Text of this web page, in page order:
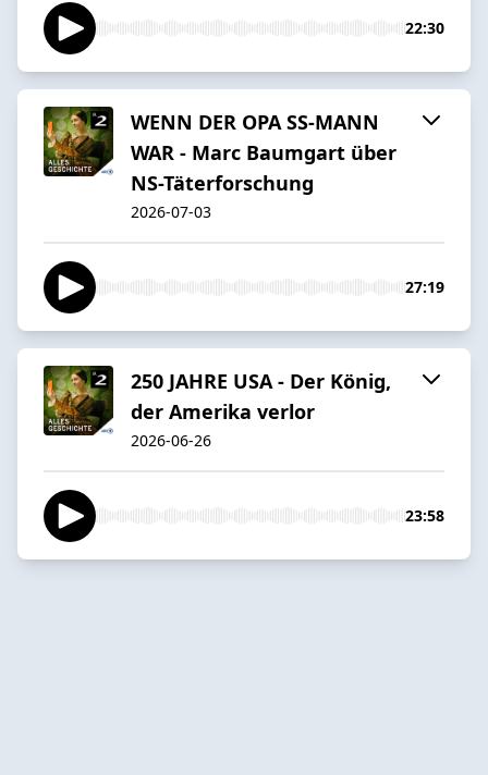
22:30
WENN DER OPA SS-MANN
WAR - Marc Baumgart über
NS-Täterforschung
2026-07-03
27:19
250 JAHRE USA - Der König,
der Amerika verlor
2026-06-26
23:58